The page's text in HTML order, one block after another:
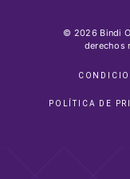
© 2026 Bindi
derechos
POLÍTICA DE